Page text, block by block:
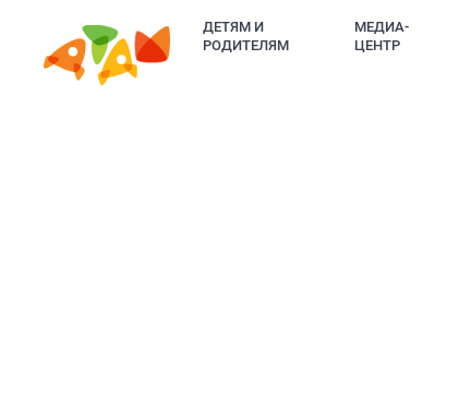
ДЕТЯМ И
РОДИТЕЛЯМ
МЕДИА-
ЦЕНТР